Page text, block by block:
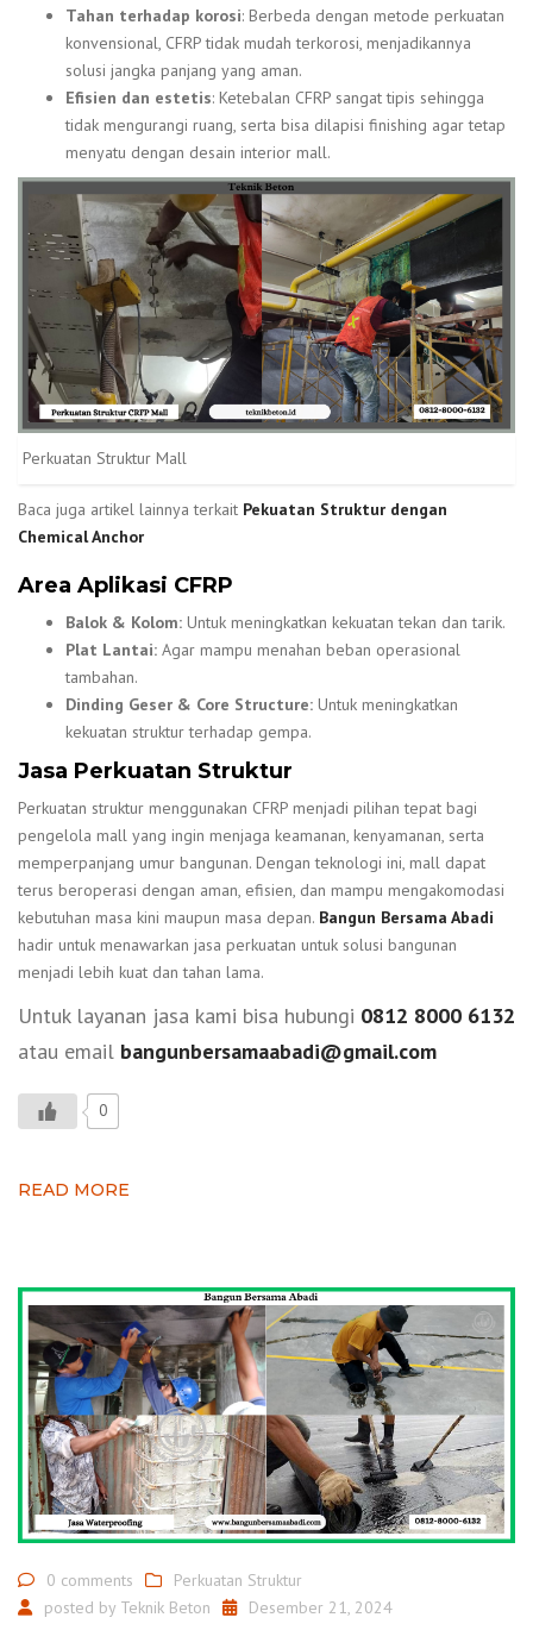
Tahan terhadap korosi: Berbeda dengan metode perkuatan
konvensional, CFRP tidak mudah terkorosi, menjadikannya
solusi jangka panjang yang aman.
Efisien dan estetis: Ketebalan CFRP sangat tipis sehingga
tidak mengurangi ruang, serta bisa dilapisi finishing agar tetap
menyatu dengan desain interior mall.
Perkuatan Struktur Mall
Baca juga artikel lainnya terkait Pekuatan Struktur dengan
Chemical Anchor
Area Aplikasi CFRP
Balok & Kolom: Untuk meningkatkan kekuatan tekan dan tarik.
Plat Lantai: Agar mampu menahan beban operasional
tambahan.
Dinding Geser & Core Structure: Untuk meningkatkan
kekuatan struktur terhadap gempa.
Jasa Perkuatan Struktur
Perkuatan struktur menggunakan CFRP menjadi pilihan tepat bagi
pengelola mall yang ingin menjaga keamanan, kenyamanan, serta
memperpanjang umur bangunan. Dengan teknologi ini, mall dapat
terus beroperasi dengan aman, efisien, dan mampu mengakomodasi
kebutuhan masa kini maupun masa depan. Bangun Bersama Abadi
hadir untuk menawarkan jasa perkuatan untuk solusi bangunan
menjadi lebih kuat dan tahan lama.
Untuk layanan jasa kami bisa hubungi 0812 8000 6132
atau email bangunbersamaabadi@gmail.com
0
READ MORE
0 comments
Perkuatan Struktur
posted by Teknik Beton Desember 21, 2024